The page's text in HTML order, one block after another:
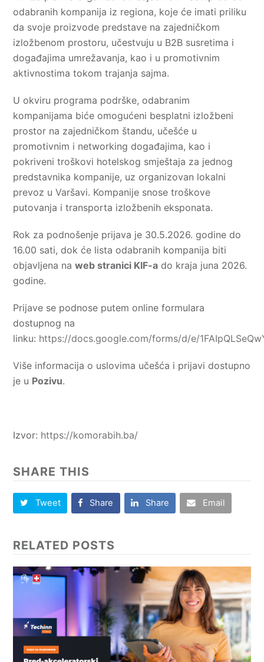
odabranih kompanija iz regiona, koje će imati priliku
da svoje proizvode predstave na zajedničkom
izložbenom prostoru, učestvuju u B2B susretima i
događajima umrežavanja, kao i u promotivnim
aktivnostima tokom trajanja sajma.
U okviru programa podrške, odabranim
kompanijama biće omogućeni besplatni izložbeni
prostor na zajedničkom štandu, učešće u
promotivnim i networking događajima, kao i
pokriveni troškovi hotelskog smještaja za jednog
predstavnika kompanije, uz organizovan lokalni
prevoz u Varšavi. Kompanije snose troškove
putovanja i transporta izložbenih eksponata.
Rok za podnošenje prijava je 30.5.2026. godine do
16.00 sati, dok će lista odabranih kompanija biti
objavljena naweb stranici KIF-a do kraja juna 2026.
godine.
Prijave se podnose putem online formulara
dostupnog na
linku: https://docs.google.com/forms/d/e/
Više informacija o uslovima učešća i prijavi dostupno
je u Pozivu.
Izvor: https://komorabih.ba/
SHARE THIS
Tweet Share Share Email
RELATED POSTS